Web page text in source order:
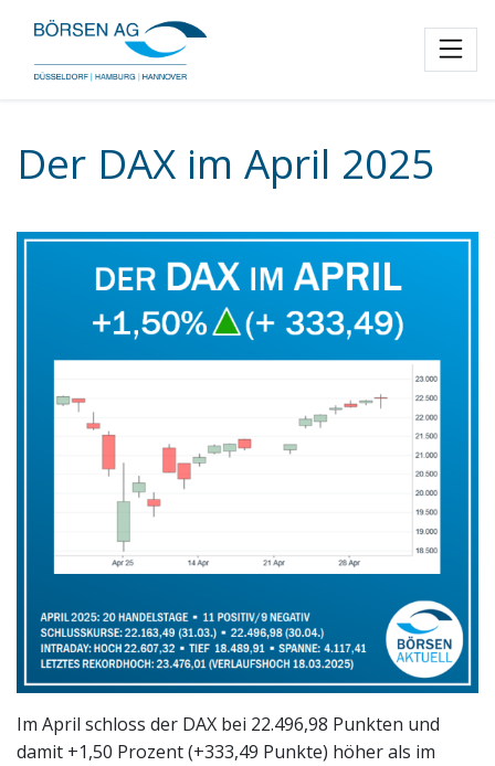
Der DAX im April 2025
Im April schloss der DAX bei 22.496,98 Punkten und
damit +1,50 Prozent (+333,49 Punkte) höher als im